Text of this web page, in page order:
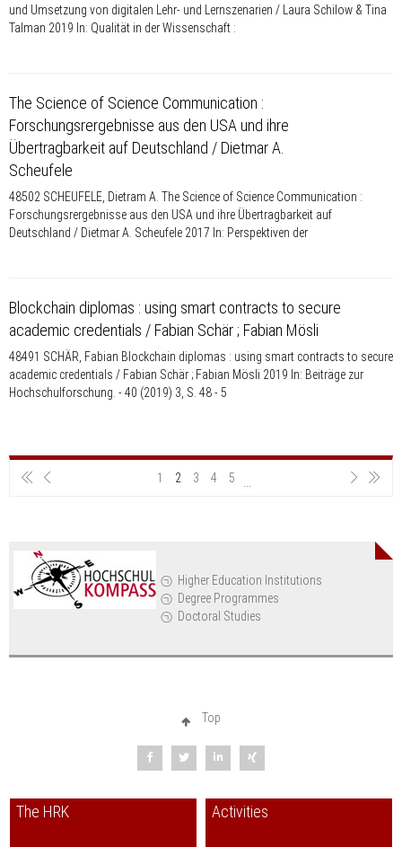
und Umsetzung von digitalen Lehr- und Lernszenarien / Laura Schilow & Tina
Talman 2019 In: Qualität in der Wissenschaft :
The Science of Science Communication :
Forschungsrergebnisse aus den USA und ihre
Übertragbarkeit auf Deutschland / Dietmar A.
Scheufele
48502 SCHEUFELE, Dietram A. The Science of Science Communication :
Forschungsrergebnisse aus den USA und ihre Übertragbarkeit auf
Deutschland / Dietmar A. Scheufele 2017 In: Perspektiven der
Blockchain diplomas : using smart contracts to secure
academic credentials / Fabian Schär ; Fabian Mösli
48491 SCHÄR, Fabian Blockchain diplomas : using smart contracts to secure
academic credentials / Fabian Schär ; Fabian Mösli 2019 In: Beiträge zur
Hochschulforschung. - 40 (2019) 3, S. 48 - 5
First Previous 1 2 3 4 5 Next Last
Higher Education Institutions
Degree Programmes
Doctoral Studies
Top
The HRK Activities